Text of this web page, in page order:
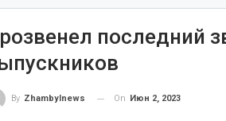
последний
By Zhambylnews On Июн 2, 2023